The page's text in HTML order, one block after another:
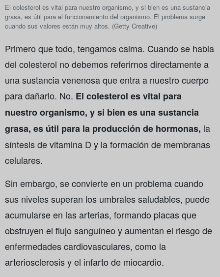
El colesterol es vital para nuestro organismo, y si bien es una sustancia
grasa, es útil para el funcionamiento del organismo. El problema surge
cuando sus valores están muy altos. (Getty Creative)
Primero que todo, tengamos calma. Cuando se habla
del colesterol no debemos referirnos directamente a
una sustancia venenosa que entra a nuestro cuerpo
para dañarlo. No. El colesterol es vital para
nuestro organismo, y si bien es una sustancia
grasa, es útil para la producción de hormonas, la
síntesis de vitamina D y la formación de membranas
celulares.
Sin embargo, se convierte en un problema cuando
sus niveles superan los umbrales saludables, puede
acumularse en las arterias, formando placas que
obstruyen el flujo sanguíneo y aumentan el riesgo de
enfermedades cardiovasculares, como la
arteriosclerosis y el infarto de miocardio.